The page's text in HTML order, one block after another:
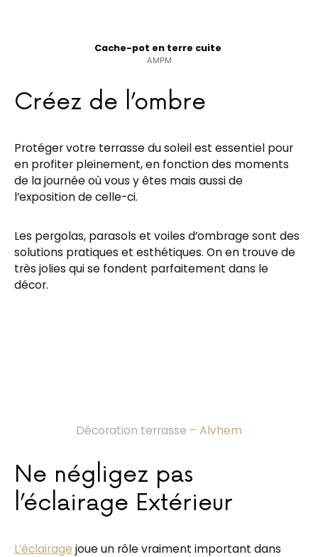
Cache-pot en terre cuite
AMPM
Créez de l’ombre
Protéger votre terrasse du soleil est essentiel pour
en profiter pleinement, en fonction des moments
de la journée où vous y êtes mais aussi de
l’exposition de celle-ci.
Les pergolas, parasols et voiles d’ombrage sont des
solutions pratiques et esthétiques. On en trouve de
très jolies qui se fondent parfaitement dans le
décor.
Décoration terrasse – Alvhem
Ne négligez pas
l’éclairage Extérieur
L’éclairage joue un rôle vraiment important dans